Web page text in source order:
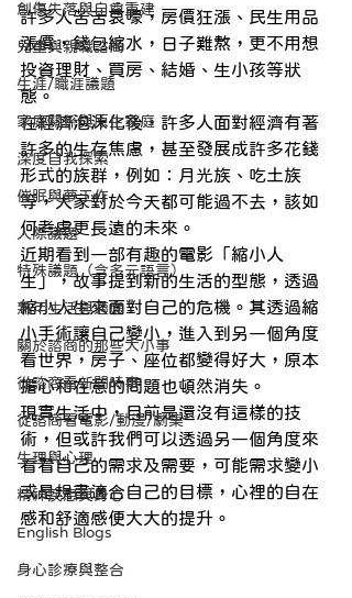
創傷失落與自尊重建
兒童與親職諮商
生涯/職涯議題
家庭關係與原生家庭
深度自我探索
催眠與夢工作
人際議題
特殊議題（含多元語言）
熟年生活與適應
關於諮商的那些大小事
從諮商看新聞時事
從諮商看電影/動漫/劇集
生理與心理
精神疾患與身心
English Blogs
身心診療與整合
許多人苦苦哀嚎，房價狂漲、民生用品
漲價，錢包縮水，日子難熬，更不用想
投資理財、買房、結婚、生小孩等狀
態。
在經濟泡沫化後，許多人面對經濟有著
許多的生存焦慮，甚至發展成許多花錢
形式的族群，例如：月光族、吃土族
等，大家對於今天都可能過不去，該如
何考慮更長遠的未來。
近期看到一部有趣的電影「縮小人
生」，故事提到新的生活的型態，透過
縮小人生來面對自己的危機。其透過縮
小手術讓自己變小，進入到另一個角度
看世界，房子、座位都變得好大，原本
擔心和在意的問題也頓然消失。
現實生活中，目前是還沒有這樣的技
術，但或許我們可以透過另一個角度來
看看自己的需求及需要，可能需求變小
或是規畫適合自己的目標，心裡的自在
感和舒適感便大大的提升。